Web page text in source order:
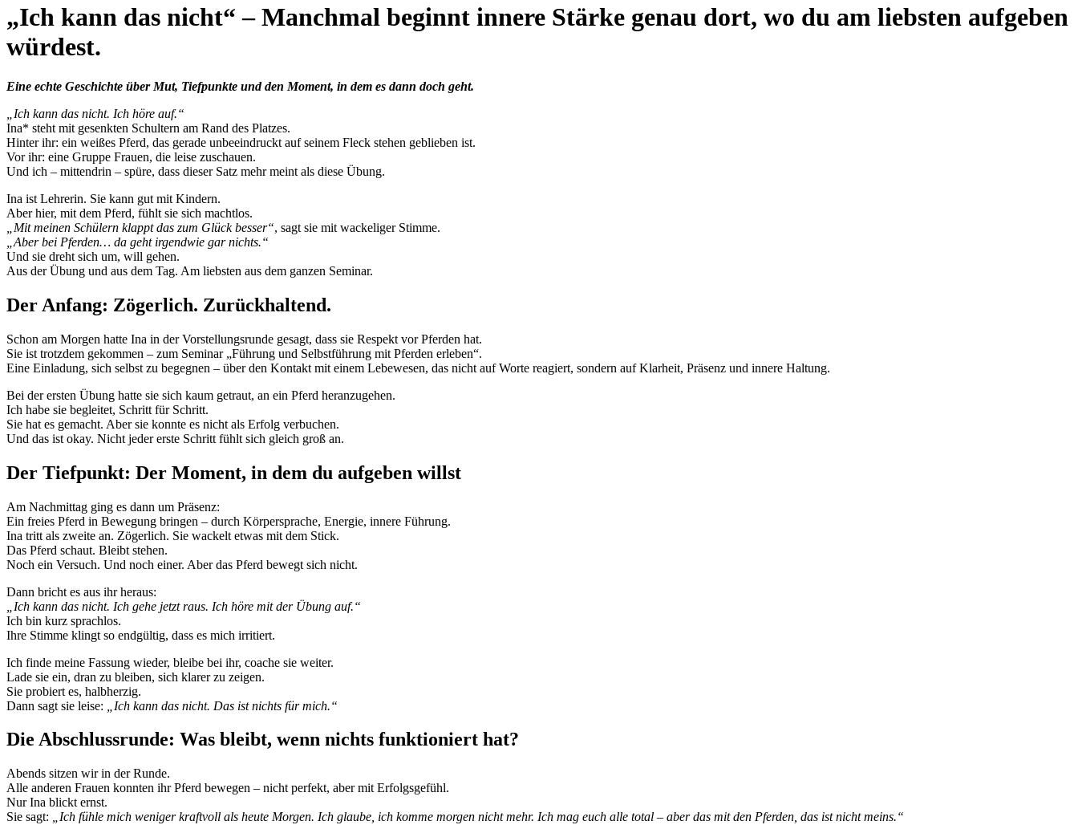
„Ich kann das nicht“ – Manchmal beginnt innere Stärke genau dort, wo du am liebsten aufgeben
würdest.
Eine echte Geschichte über Mut, Tiefpunkte und den Moment, in dem es dann doch geht.
„Ich kann das nicht. Ich höre auf.“
Ina* steht mit gesenkten Schultern am Rand des Platzes.
Hinter ihr: ein weißes Pferd, das gerade unbeeindruckt auf seinem Fleck stehen geblieben ist.
Vor ihr: eine Gruppe Frauen, die leise zuschauen.
Und ich – mittendrin – spüre, dass dieser Satz mehr meint als diese Übung.
Ina ist Lehrerin. Sie kann gut mit Kindern.
Aber hier, mit dem Pferd, fühlt sie sich machtlos.
„Mit meinen Schülern klappt das zum Glück besser“, sagt sie mit wackeliger Stimme.
„Aber bei Pferden… da geht irgendwie gar nichts.“
Und sie dreht sich um, will gehen.
Aus der Übung und aus dem Tag. Am liebsten aus dem ganzen Seminar.
Der Anfang: Zögerlich. Zurückhaltend.
Schon am Morgen hatte Ina in der Vorstellungsrunde gesagt, dass sie Respekt vor Pferden hat.
Sie ist trotzdem gekommen – zum Seminar „Führung und Selbstführung mit Pferden erleben“.
Eine Einladung, sich selbst zu begegnen – über den Kontakt mit einem Lebewesen, das nicht auf Worte reagiert, sondern auf Klarheit, Präsenz und innere Haltung.
Bei der ersten Übung hatte sie sich kaum getraut, an ein Pferd heranzugehen.
Ich habe sie begleitet, Schritt für Schritt.
Sie hat es gemacht. Aber sie konnte es nicht als Erfolg verbuchen.
Und das ist okay. Nicht jeder erste Schritt fühlt sich gleich groß an.
Der Tiefpunkt: Der Moment, in dem du aufgeben willst
Am Nachmittag ging es dann um Präsenz:
Ein freies Pferd in Bewegung bringen – durch Körpersprache, Energie, innere Führung.
Ina tritt als zweite an. Zögerlich. Sie wackelt etwas mit dem Stick.
Das Pferd schaut. Bleibt stehen.
Noch ein Versuch. Und noch einer. Aber das Pferd bewegt sich nicht.
Dann bricht es aus ihr heraus:
„Ich kann das nicht. Ich gehe jetzt raus. Ich höre mit der Übung auf.“
Ich bin kurz sprachlos.
Ihre Stimme klingt so endgültig, dass es mich irritiert.
Ich finde meine Fassung wieder, bleibe bei ihr, coache sie weiter.
Lade sie ein, dran zu bleiben, sich klarer zu zeigen.
Sie probiert es, halbherzig.
Dann sagt sie leise:
„Ich kann das nicht. Das ist nichts für mich.“
Die Abschlussrunde: Was bleibt, wenn nichts funktioniert hat?
Abends sitzen wir in der Runde.
Alle anderen Frauen konnten ihr Pferd bewegen – nicht perfekt, aber mit Erfolgsgefühl.
Nur Ina blickt ernst.
Sie sagt:
„Ich fühle mich weniger kraftvoll als heute Morgen. Ich glaube, ich komme morgen nicht mehr. Ich mag euch alle total – aber das mit den Pferden, das ist nicht meins.“